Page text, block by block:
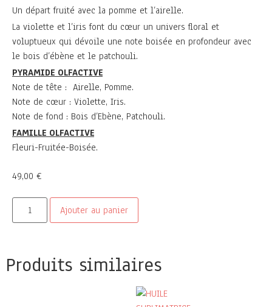
Un départ fruité avec la pomme et l’airelle.
La violette et l’iris font du cœur un univers floral et
voluptueux qui dévoile une note boisée en profondeur avec
le bois d’ébène et le patchouli.
PYRAMIDE OLFACTIVE
Note de tête : Airelle, Pomme.
Note de cœur : Violette, Iris.
Note de fond : Bois d’Ebène, Patchouli.
FAMILLE OLFACTIVE
Fleuri-Fruitée-Boisée.
49,00 €
Ajouter au panier
Produits similaires